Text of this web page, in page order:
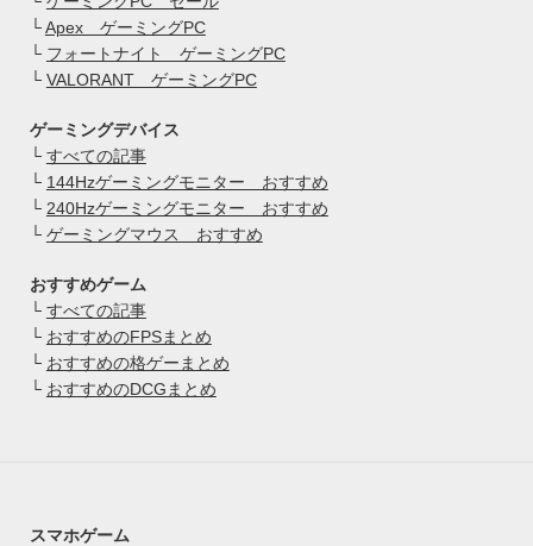
└Apex ゲーミングPC
└ フォートナイト ゲーミングPC
└ VALORANT ゲーミングPC
ゲーミングデバイス
└ すべての記事
└ 144Hzゲーミングモニター おすすめ
└ 240Hzゲーミングモニター おすすめ
└ ゲーミングマウス おすすめ
おすすめゲーム
└ すべての記事
└ おすすめのFPSまとめ
└ おすすめの格ゲーまとめ
└ おすすめのDCGまとめ
スマホゲーム